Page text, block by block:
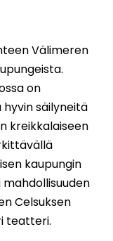
Välimeren
on
säilyneitä
kreikkalaiseen
kaupungin
Celsuksen
teatteri.